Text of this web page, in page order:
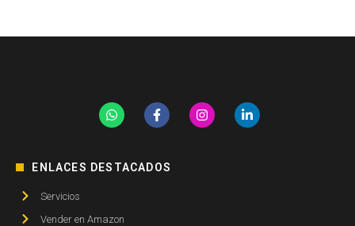
ENLACES DESTACADOS
Servicios
Vender en Amazon